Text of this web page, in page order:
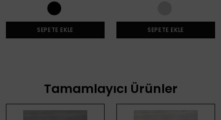
SEPETE EKLE SEPETE EKLE
Tamamlayıcı Ürünler